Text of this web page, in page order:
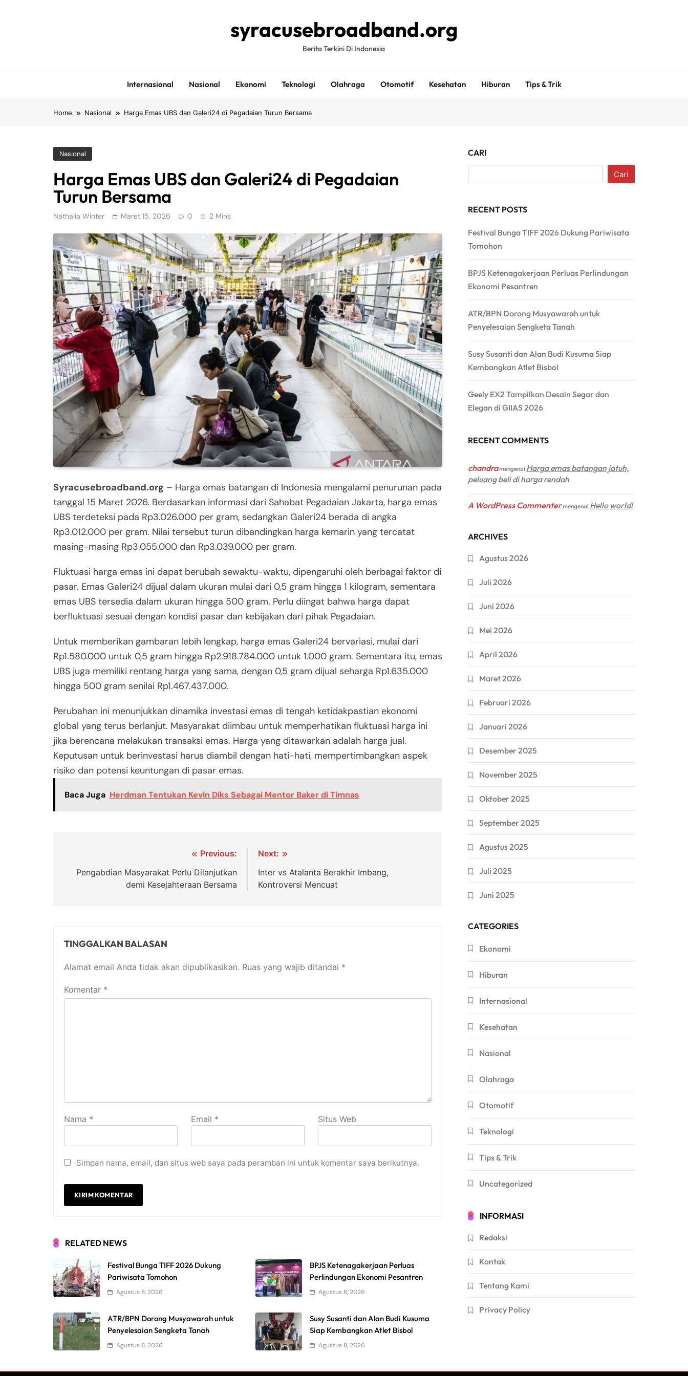
syracusebroadband.org
Berita Terkini Di Indonesia
Internasional Nasional Ekonomi Teknologi Olahraga Otomotif Kesehatan Hiburan Tips & Trik
Home Nasional Harga Emas UBS dan Galeri24 di Pegadaian Turun Bersama
Nasional
Harga Emas UBS dan Galeri24 di Pegadaian
Turun Bersama
Nathalia Winter Maret 15, 2026 0 2 Mins
Syracusebroadband.org – Harga emas batangan di Indonesia mengalami penurunan pada
tanggal 15 Maret 2026. Berdasarkan informasi dari Sahabat Pegadaian Jakarta, harga emas
UBS terdeteksi pada Rp3.026.000 per gram, sedangkan Galeri24 berada di angka
Rp3.012.000 per gram. Nilai tersebut turun dibandingkan harga kemarin yang tercatat
masing-masing Rp3.055.000 dan Rp3.039.000 per gram.
Fluktuasi harga emas ini dapat berubah sewaktu-waktu, dipengaruhi oleh berbagai faktor di
pasar. Emas Galeri24 dijual dalam ukuran mulai dari 0,5 gram hingga 1 kilogram, sementara
emas UBS tersedia dalam ukuran hingga 500 gram. Perlu diingat bahwa harga dapat
berfluktuasi sesuai dengan kondisi pasar dan kebijakan dari pihak Pegadaian.
Untuk memberikan gambaran lebih lengkap, harga emas Galeri24 bervariasi, mulai dari
Rp1.580.000 untuk 0,5 gram hingga Rp2.918.784.000 untuk 1.000 gram. Sementara itu, emas
UBS juga memiliki rentang harga yang sama, dengan 0,5 gram dijual seharga Rp1.635.000
hingga 500 gram senilai Rp1.467.437.000.
Perubahan ini menunjukkan dinamika investasi emas di tengah ketidakpastian ekonomi
global yang terus berlanjut. Masyarakat diimbau untuk memperhatikan fluktuasi harga ini
jika berencana melakukan transaksi emas. Harga yang ditawarkan adalah harga jual.
Keputusan untuk berinvestasi harus diambil dengan hati-hati, mempertimbangkan aspek
risiko dan potensi keuntungan di pasar emas.
Baca Juga Herdman Tentukan Kevin Diks Sebagai Mentor Baker di Timnas
pos
Previous:
Pengabdian Masyarakat Perlu Dilanjutkan
demi Kesejahteraan Bersama
Next:
Inter vs Atalanta Berakhir Imbang,
Kontroversi Mencuat
TINGGALKAN BALASAN
Alamat email Anda tidak akan dipublikasikan. Ruas yang wajib ditandai *
Komentar *
Nama * Email * Situs Web
Simpan nama, email, dan situs web saya pada peramban ini untuk komentar saya berikutnya.
RELATED NEWS
Festival Bunga TIFF 2026 Dukung
Pariwisata Tomohon
Agustus 8, 2026
BPJS Ketenagakerjaan Perluas
Perlindungan Ekonomi Pesantren
Agustus 8, 2026
ATR/BPN Dorong Musyawarah untuk
Penyelesaian Sengketa Tanah
Agustus 8, 2026
Susy Susanti dan Alan Budi Kusuma
Siap Kembangkan Atlet Bisbol
Agustus 8, 2026
CARI
Cari
RECENT POSTS
Festival Bunga TIFF 2026 Dukung Pariwisata
Tomohon
BPJS Ketenagakerjaan Perluas Perlindungan
Ekonomi Pesantren
ATR/BPN Dorong Musyawarah untuk
Penyelesaian Sengketa Tanah
Susy Susanti dan Alan Budi Kusuma Siap
Kembangkan Atlet Bisbol
Geely EX2 Tampilkan Desain Segar dan
Elegan di GIIAS 2026
RECENT COMMENTS
chandramengenai Harga emas batangan jatuh,
peluang beli di harga rendah
A WordPress Commentermengenai Hello world!
ARCHIVES
Agustus 2026
Juli 2026
Juni 2026
Mei 2026
April 2026
Maret 2026
Februari 2026
Januari 2026
Desember 2025
November 2025
Oktober 2025
September 2025
Agustus 2025
Juli 2025
Juni 2025
CATEGORIES
Ekonomi
Hiburan
Internasional
Kesehatan
Nasional
Olahraga
Otomotif
Teknologi
Tips & Trik
Uncategorized
INFORMASI
Redaksi
Kontak
Tentang Kami
Privacy Policy